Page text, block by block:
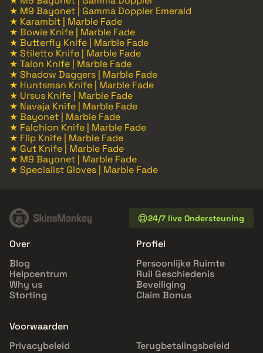
★ M9 Bayonet | Gamma Doppler Emerald
★ Karambit | Marble Fade
★ Bowie Knife | Marble Fade
★ Butterfly Knife | Marble Fade
★ Stiletto Knife | Marble Fade
★ Talon Knife | Marble Fade
★ Shadow Daggers | Marble Fade
★ Huntsman Knife | Marble Fade
★ Ursus Knife | Marble Fade
★ Navaja Knife | Marble Fade
★ Bayonet | Marble Fade
★ Falchion Knife | Marble Fade
★ Flip Knife | Marble Fade
★ Gut Knife | Marble Fade
★ M9 Bayonet | Marble Fade
★ Specialist Gloves | Marble Fade
24/7 live Ondersteuning
Over
Blog
Helpcentrum
Why us
Storting
Profiel
Persoonlijke Ruimte
Ruil Geschiedenis
Beveiliging
Claim Bonus
Voorwaarden
Privacybeleid
Terugbetalingsbeleid